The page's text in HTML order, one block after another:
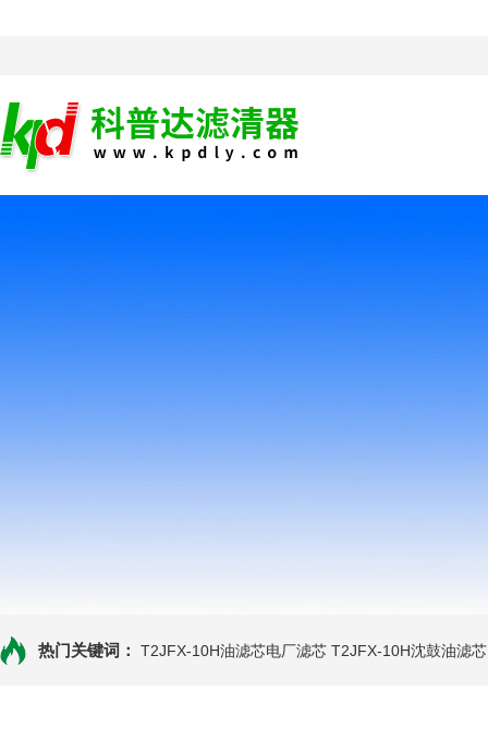
热门关键词： T2JFX-10H油滤芯电厂滤芯 T2JFX-10H沈鼓油滤芯